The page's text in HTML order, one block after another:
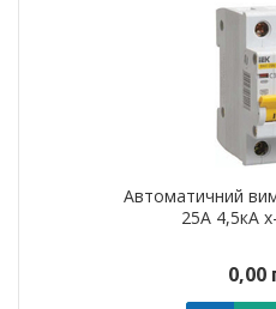
Автоматичний
25А 4,5кА
0,00